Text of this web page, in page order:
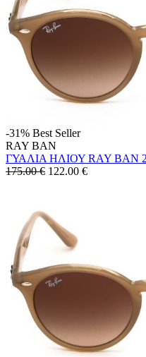
-31% Best Seller
RAY BAN
ΓΥΑΛΙΑ ΗΛΙΟΥ RAY BAN
175.00 € 122.00 €